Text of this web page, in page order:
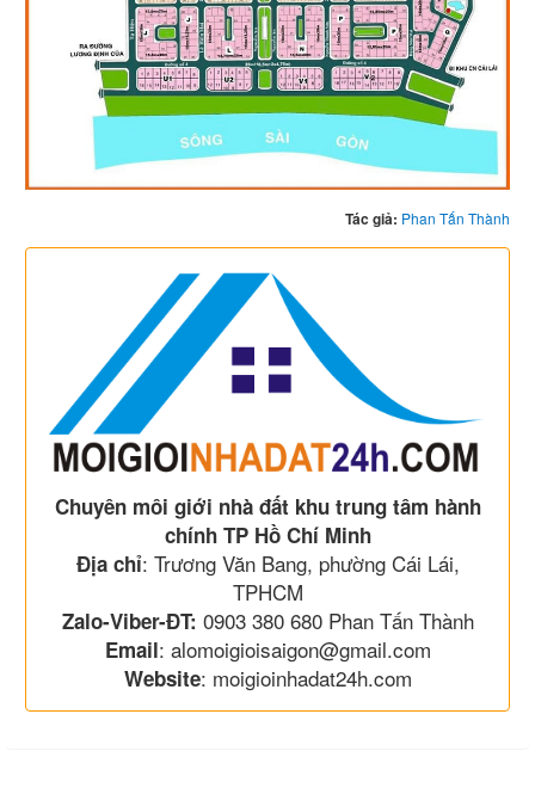
Tác giả: Phan Tấn Thành
Chuyên môi giới nhà đất khu trung tâm hành
chính TP Hồ Chí Minh
Địa chỉ: Trương Văn Bang, phường Cái Lái,
TPHCM
Zalo-Viber-ĐT: 0903 380 680 Phan Tấn Thành
Email: alomoigioisaigon@gmail.com
Website: moigioinhadat24h.com